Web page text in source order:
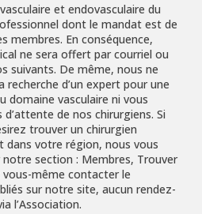
et endovasculaire du
dont le mandat est de
membres. En conséquence,
ne sera offert par courriel ou
suivants. De même, nous ne
recherche d’un expert pour une
domaine vasculaire ni vous
de nos chirurgiens. Si
trouver un chirurgien
dans votre région, nous vous
section : Membres, Trouver
vous-même contacter le
sur notre site, aucun rendez-
l’Association.